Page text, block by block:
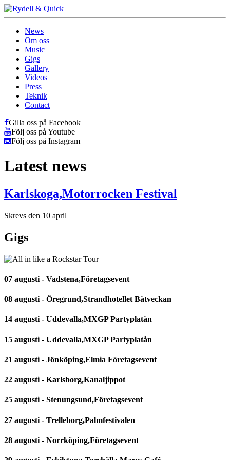
News
Om oss
Music
Gigs
Gallery
Videos
Press
Teknik
Contact
Gilla oss på Facebook
Följ oss på Youtube
Följ oss på Instagram
Latest news
Karlskoga,Motorrocken Festival
Skrevs den 10 april
Gigs
07 augusti - Vadstena,Företagsevent
08 augusti - Öregrund,Strandhotellet Båtveckan
14 augusti - Uddevalla,MXGP Partyplatån
15 augusti - Uddevalla,MXGP Partyplatån
21 augusti - Jönköping,Elmia Företagsevent
22 augusti - Karlsborg,Kanaljippot
25 augusti - Stenungsund,Företagsevent
27 augusti - Trelleborg,Palmfestivalen
28 augusti - Norrköping,Företagsevent